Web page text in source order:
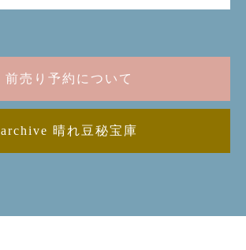
前売り予約について
archive 晴れ豆秘宝庫